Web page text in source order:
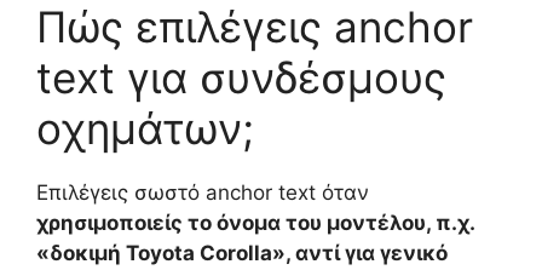
Πώς επιλέγεις anchor
text για συνδέσμους
οχημάτων;
Επιλέγεις σωστό anchor text όταν
χρησιμοποιείς το όνομα του μοντέλου, π.χ.
«δοκιμή Toyota Corolla», αντί για γενικό